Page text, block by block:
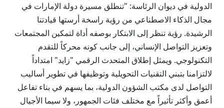
الدولية في ديوان الرئاسة: "تنطلق مسيرة دولة الإمارات في
مجال الذكاء الاصطناعي من رؤية راسخة أرستها قيادتنا
الرشيدة. رؤية تنظر إلى الابتكار بوصفه أداة لتمكين المجتمعات
وتعزيز التواصل الإنساني، إلى جانب كونه محركاً للتقدم
التكنولوجي. ويمثل إطلاق المتحدث الرقمي "زايد" امتداداً
لالتزامنا بتبني التقنيات التحويلية وتوظيفها في تطوير أساليب
التواصل لدى مكتب الشؤون الدولية، بما يسهم في بناء تفاعل
أعمق وأكثر تأثيراً مع مختلف فئات الجمهور، ولا سيما الأجيال